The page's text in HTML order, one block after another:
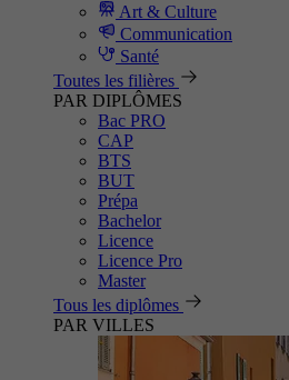
Art & Culture
Communication
Santé
Toutes les filières
PAR DIPLÔMES
Bac PRO
CAP
BTS
BUT
Prépa
Bachelor
Licence
Licence Pro
Master
Tous les diplômes
PAR VILLES